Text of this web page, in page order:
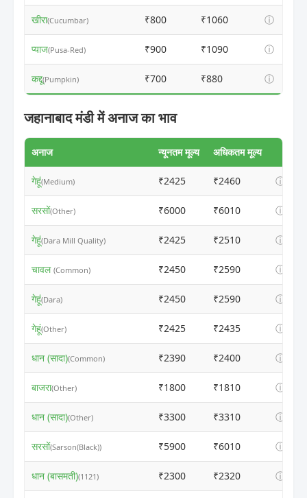
खीरा(Cucumbar) ₹800 ₹1060 ⓘ
प्याज(Pusa-Red) ₹900 ₹1090 ⓘ
कद्दू(Pumpkin) ₹700 ₹880 ⓘ
जहानाबाद मंडी में अनाज का भाव
अनाज न्यूनतम मूल्य अधिकतम मूल्य
गेहूं(Medium) ₹2425 ₹2460 ⓘ
सरसों(Other) ₹6000 ₹6010 ⓘ
गेहूं(Dara Mill Quality) ₹2425 ₹2510 ⓘ
चावल (Common) ₹2450 ₹2590 ⓘ
गेहूं(Dara) ₹2450 ₹2590 ⓘ
गेहूं(Other) ₹2425 ₹2435 ⓘ
धान (सादा)(Common) ₹2390 ₹2400 ⓘ
बाजरा(Other) ₹1800 ₹1810 ⓘ
धान (सादा)(Other) ₹3300 ₹3310 ⓘ
सरसों(Sarson(Black)) ₹5900 ₹6010 ⓘ
धान (बासमती)(1121) ₹2300 ₹2320 ⓘ